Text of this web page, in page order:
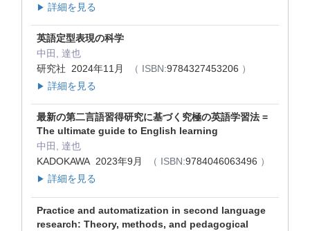
▶ 詳細を見る
英語定型表現の科学
中田, 達也
研究社 2024年11月
（ ISBN:9784327453206 ）
▶ 詳細を見る
最新の第二言語習得研究に基づく究極の英語学習法 =
The ultimate guide to English learning
中田, 達也
KADOKAWA 2023年9月
（ ISBN:9784046063496 ）
▶ 詳細を見る
Practice and automatization in second language
research: Theory, methods, and pedagogical